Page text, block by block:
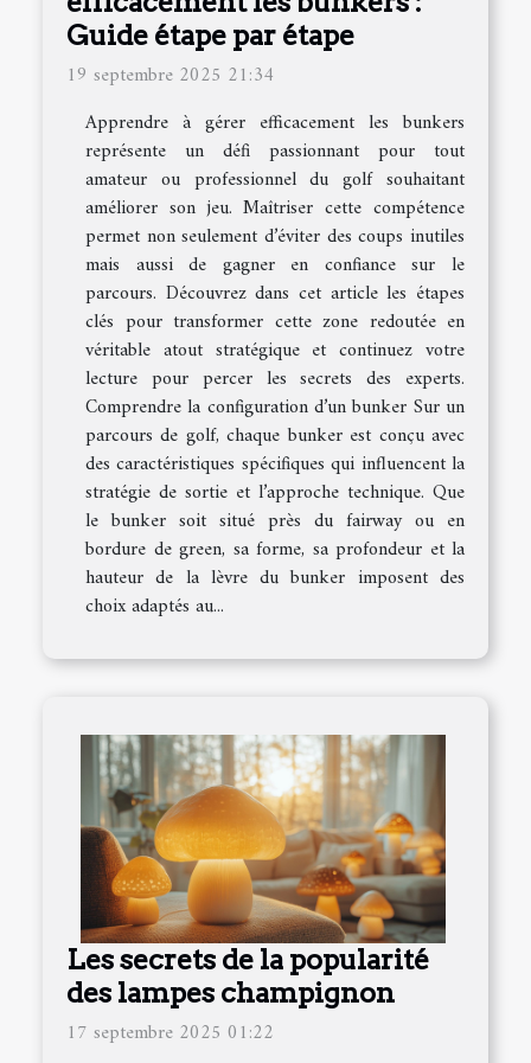
Guide étape par étape
19 septembre 2025 21:34
Apprendre à gérer efficacement les bunkers
représente un défi passionnant pour tout
amateur ou professionnel du golf souhaitant
améliorer son jeu. Maîtriser cette compétence
permet non seulement d’éviter des coups inutiles
mais aussi de gagner en confiance sur le
parcours. Découvrez dans cet article les étapes
clés pour transformer cette zone redoutée en
véritable atout stratégique et continuez votre
lecture pour percer les secrets des experts.
Comprendre la configuration d’un bunker Sur un
parcours de golf, chaque bunker est conçu avec
des caractéristiques spécifiques qui influencent la
stratégie de sortie et l’approche technique. Que
le bunker soit situé près du fairway ou en
bordure de green, sa forme, sa profondeur et la
hauteur de la lèvre du bunker imposent des
choix adaptés au...
Les secrets de la popularité
des lampes champignon
17 septembre 2025 01:22